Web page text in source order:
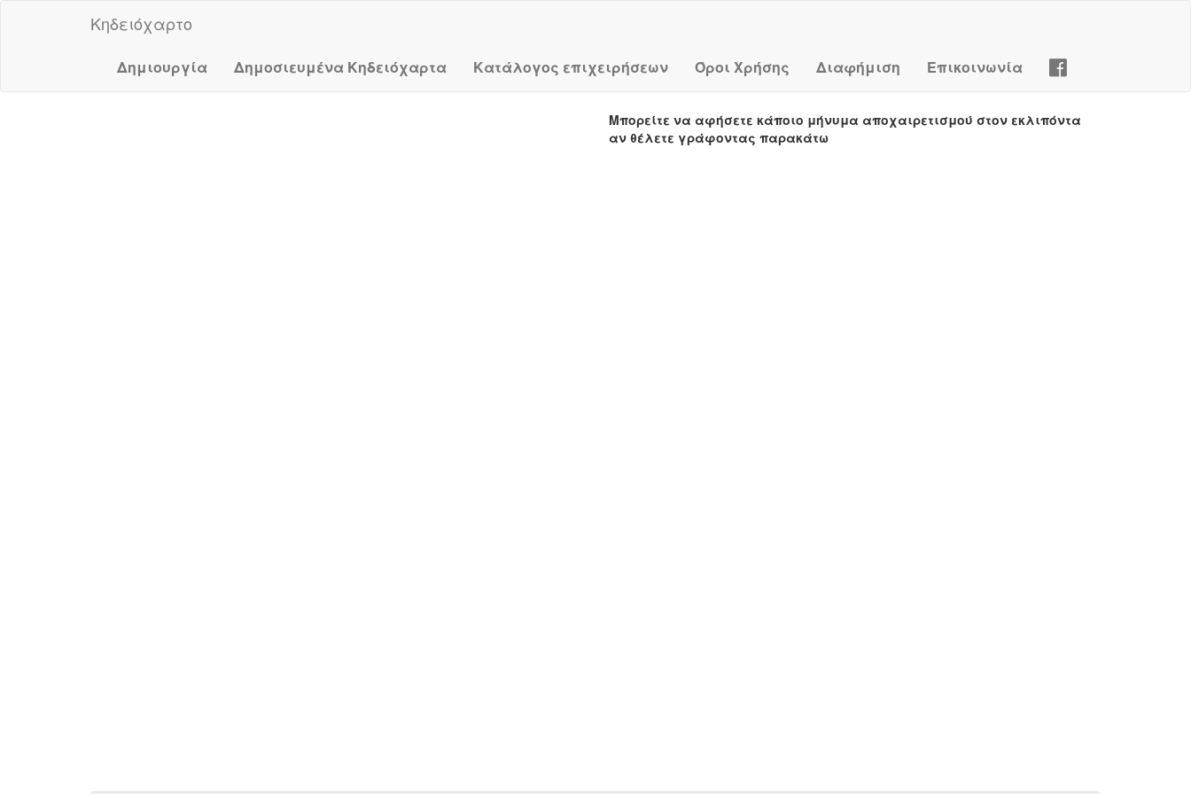
Κηδειόχαρτο
Δημιουργία Δημοσιευμένα Κηδειόχαρτα Κατάλογος επιχειρήσεων Όροι Χρήσης Διαφήμιση Επικοινωνία
Μπορείτε να αφήσετε κάποιο μήνυμα αποχαιρετισμού στον εκλιπόντα
αν θέλετε γράφοντας παρακάτω